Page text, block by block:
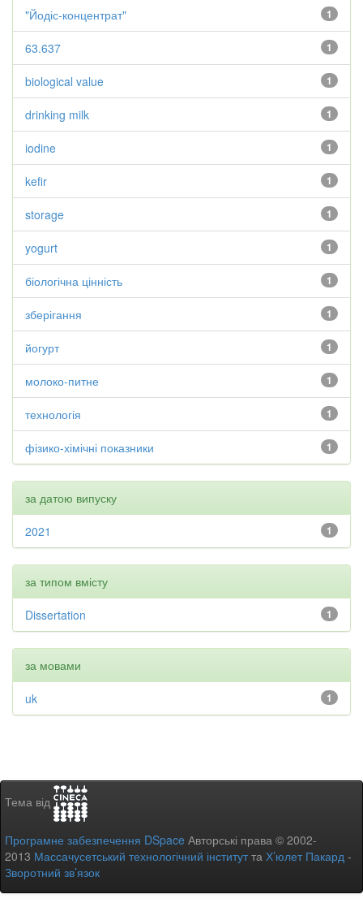
1
"Йодіс-концентрат"
1
63.637
1
biological value
1
drinking milk
1
iodine
1
kefir
1
storage
1
yogurt
1
біологічна цінність
1
зберігання
1
йогурт
1
молоко-питне
1
технологія
1
фізико-хімічні показники
за датою випуску
1
2021
за типом вмісту
1
Dissertation
за мовами
1
uk
Тема від
Програмне забезпечення DSpace Авторські права © 2002-
2013 Массачусетський технологічний інститутта Х’юлет Пакард -
Зворотний зв’язок